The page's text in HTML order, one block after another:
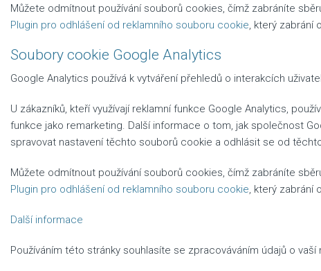
Můžete odmítnout používání souborů cookies, čímž zabráníte
Plugin pro odhlášení od reklamního souboru cookie, který zabrání
Soubory cookie Google Analytics
Google Analytics používá k vytváření přehledů o interakcích
U zákazníků, kteří využívají reklamní funkce Google Analytics,
funkce jako remarketing. Další informace o tom, jak společnost
spravovat nastavení těchto souborů cookie a odhlásit se od
Můžete odmítnout používání souborů cookies, čímž zabráníte
Plugin pro odhlášení od reklamního souboru cookie, který zabrání
Další informace
Používáním této stránky souhlasíte se zpracováváním údajů o